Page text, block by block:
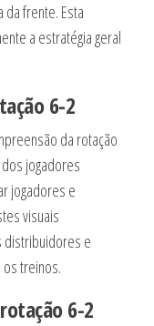
da frente. Esta
a estratégia geral
6-2
da rotação
jogadores
jogadores e
visuais
distribuidores e
treinos.
6-2